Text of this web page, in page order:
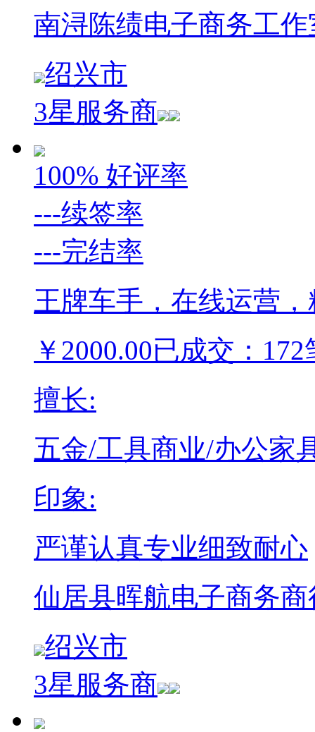
南浔陈绩电子商务工作
绍兴市
3星服务商
100% 好评率
---续签率
---完结率
王牌车手，在线运营
￥ 2000.00已成交：172
擅长:
五金/工具商业/办公家
印象:
严谨认真专业细致耐心
仙居县晖航电子商务商
绍兴市
3星服务商